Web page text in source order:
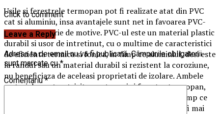
Usile si ferestrele termopan pot fi realizate atat din PVC
cat si aluminiu, insa avantajele sunt net in favoarea PVC-
ului dintr-o serie de motive. PVC-ul este un material plastic
durabil si usor de intretinut, cu o multime de caracteristici
de eficienta termica si fonica, in timp ce aluminiul, desi este
la randul sau un material durabil si rezistent la coroziune,
nu beneficiaza de aceleasi proprietati de izolare. Ambele
materiale sunt potrivite pentru usi si ferestre termopan,
dar fiecare are avantajele si dezavantajele sale. In timp ce
PVC-ul este ideal pentru locuinte, aluminiul poate fi mai
Click to comment
Leave a Reply
Adresa ta de email nu va fi publicată. Câmpurile obligatorii
sunt marcate cu*
Comentariu*